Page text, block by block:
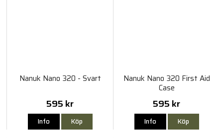
Nanuk Nano 320 - Svart
595 kr
Info Köp
Nanuk Nano 320 First Aid
Case
595 kr
Info Köp